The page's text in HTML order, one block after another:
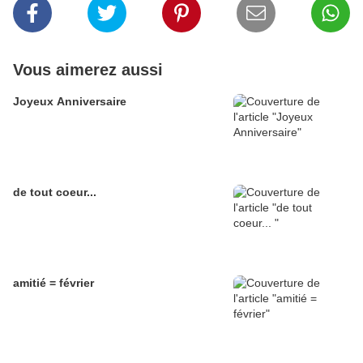
Vous aimerez aussi
Joyeux Anniversaire
de tout coeur...
amitié = février